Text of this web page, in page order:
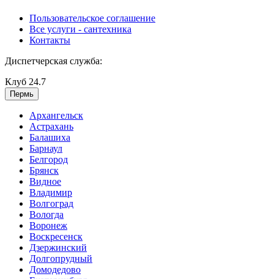
Пользовательское соглашение
Все услуги - cантехника
Контакты
Диспетчерская служба:
Клуб 24.7
Пермь
Архангельск
Астрахань
Балашиха
Барнаул
Белгород
Брянск
Видное
Владимир
Волгоград
Вологда
Воронеж
Воскресенск
Дзержинский
Долгопрудный
Домодедово